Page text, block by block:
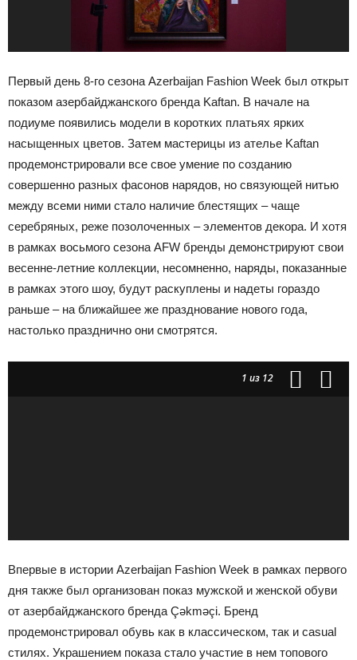
Первый день 8-го сезона Azerbaijan Fashion Week был открыт
показом азербайджанского бренда Kaftan. В начале на
подиуме появились модели в коротких платьях ярких
насыщенных цветов. Затем мастерицы из ателье Kaftan
продемонстрировали все свое умение по созданию
совершенно разных фасонов нарядов, но связующей нитью
между всеми ними стало наличие блестящих – чаще
серебряных, реже позолоченных – элементов декора. И хотя
в рамках восьмого сезона AFW бренды демонстрируют свои
весенне-летние коллекции, несомненно, наряды, показанные
в рамках этого шоу, будут раскуплены и надеты гораздо
раньше – на ближайшее же празднование нового года,
настолько празднично они смотрятся.
1 из 12
Впервые в истории Azerbaijan Fashion Week в рамках первого
дня также был организован показ мужской и женской обуви
от азербайджанского бренда Çəkməçi. Бренд
продемонстрировал обувь как в классическом, так и casual
стилях. Украшением показа стало участие в нем топового